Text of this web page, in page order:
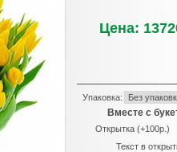
Цена:
Упаковка:
Вместе с
Открытка (+100р.)
Текст в